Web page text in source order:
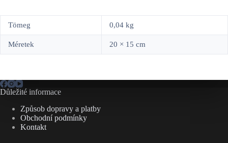
Tömeg 0,04 kg
Méretek 20 × 15 cm
Důležité informace
Způsob dopravy a platby
Obchodní podmínky
Kontakt